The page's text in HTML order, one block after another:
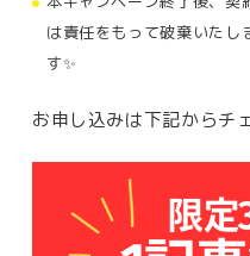
は責任をもって破棄いたし
す✨
お申し込みは下記からチェ